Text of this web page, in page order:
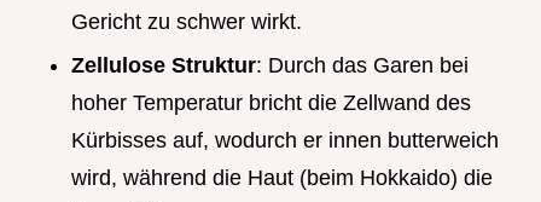
Gericht zu schwer wirkt.
Zellulose Struktur: Durch das Garen bei
hoher Temperatur bricht die Zellwand des
Kürbisses auf, wodurch er innen butterweich
wird, während die Haut (beim Hokkaido) die